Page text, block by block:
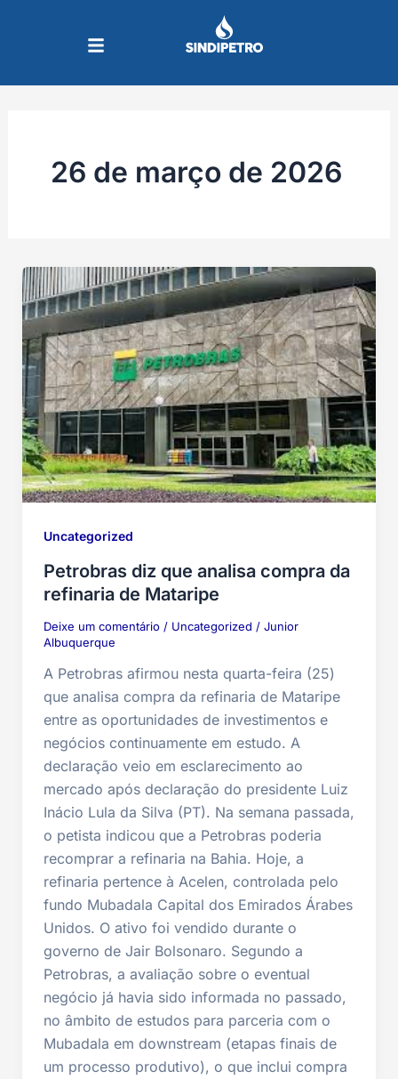
26 de março de 2026
Uncategorized
Petrobras diz que analisa compra da
refinaria de Mataripe
Deixe um comentário / Uncategorized / Junior
Albuquerque
A Petrobras afirmou nesta quarta-feira (25)
que analisa compra da refinaria de Mataripe
entre as oportunidades de investimentos e
negócios continuamente em estudo. A
declaração veio em esclarecimento ao
mercado após declaração do presidente Luiz
Inácio Lula da Silva (PT). Na semana passada,
o petista indicou que a Petrobras poderia
recomprar a refinaria na Bahia. Hoje, a
refinaria pertence à Acelen, controlada pelo
fundo Mubadala Capital dos Emirados Árabes
Unidos. O ativo foi vendido durante o
governo de Jair Bolsonaro. Segundo a
Petrobras, a avaliação sobre o eventual
negócio já havia sido informada no passado,
no âmbito de estudos para parceria com o
Mubadala em downstream (etapas finais de
um processo produtivo), o que inclui compra